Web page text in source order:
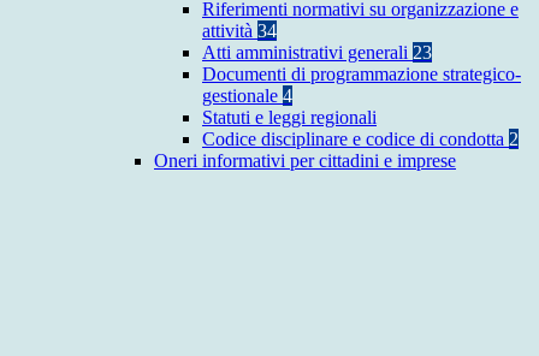
Riferimenti normativi su organizzazione e
attività 34
Atti amministrativi generali 23
Documenti di programmazione strategico-
gestionale 4
Statuti e leggi regionali
Codice disciplinare e codice di condotta 2
Oneri informativi per cittadini e imprese